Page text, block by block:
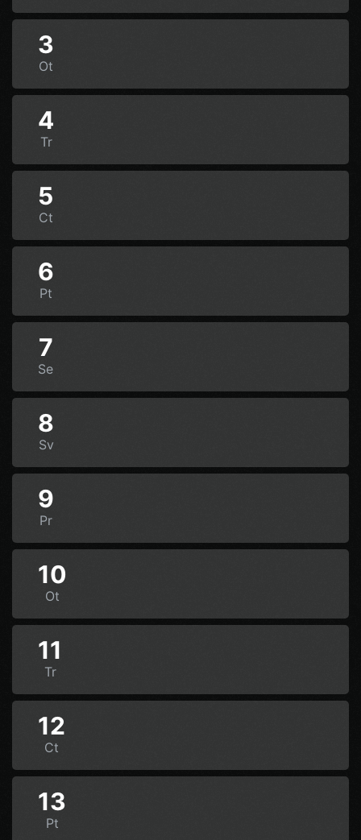
3
Ot
4
Tr
5
Ct
6
Pt
7
Se
8
Sv
9
Pr
10
Ot
11
Tr
12
Ct
13
Pt